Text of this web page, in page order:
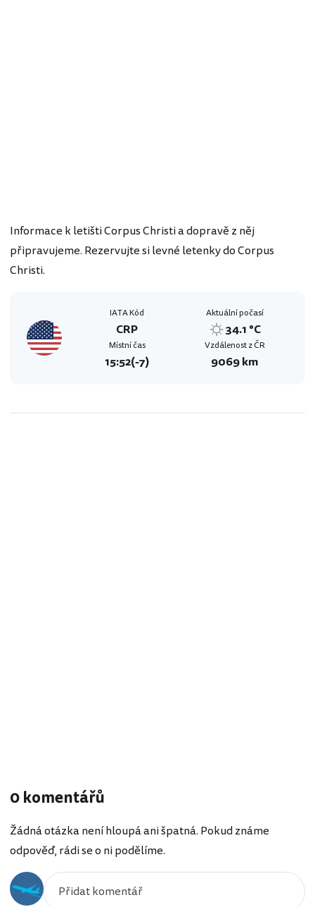
Informace k letišti Corpus Christi a dopravě z něj
připravujeme. Rezervujte si levné letenky do Corpus
Christi.
IATA Kód
CRP
Aktuální počasí
34.1 °C
Místní čas
15:52(-7)
Vzdálenost z ČR
9069 km
0 komentářů
Žádná otázka není hloupá ani špatná. Pokud známe
odpověď, rádi se o ni podělíme.